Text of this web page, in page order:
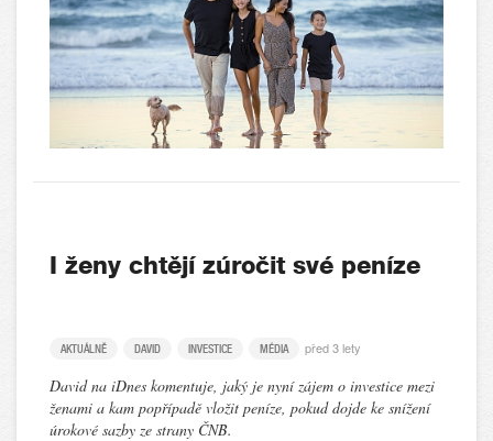
I ženy chtějí zúročit své peníze
AKTUÁLNĚ DAVID INVESTICE MÉDIA před 3 lety
David na iDnes komentuje, jaký je nyní zájem o investice mezi
ženami a kam popřípadě vložit peníze, pokud dojde ke snížení
úrokové sazby ze strany ČNB.